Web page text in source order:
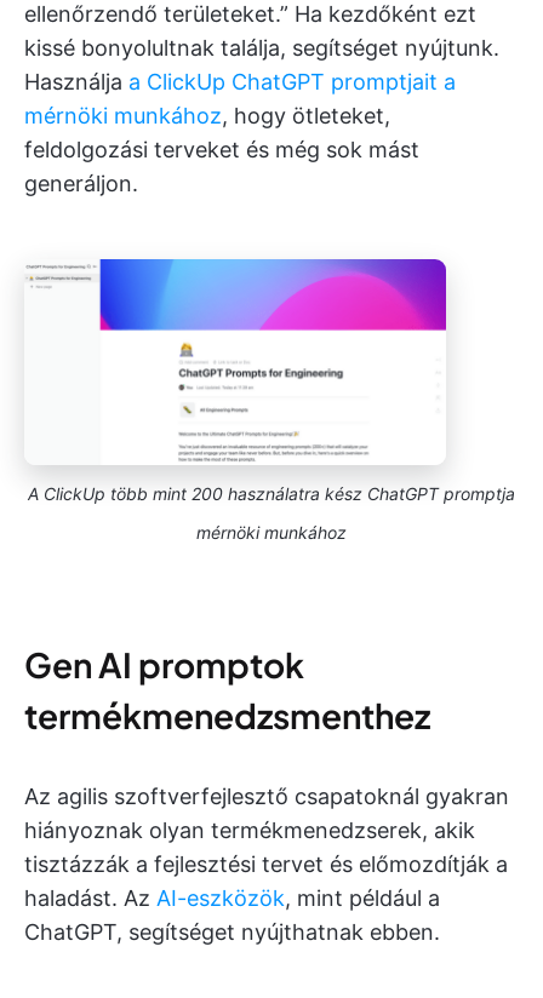
ellenőrzendő területeket.” Ha kezdőként ezt
kissé bonyolultnak találja, segítséget nyújtunk.
Használja a ClickUp ChatGPT promptjait a
mérnöki munkához, hogy ötleteket,
feldolgozási terveket és még sok mást
generáljon.
A ClickUp több mint 200 használatra kész ChatGPT promptja
mérnöki munkához
Gen AI promptok
termékmenedzsmenthez
Az agilis szoftverfejlesztő csapatoknál gyakran
hiányoznak olyan termékmenedzserek, akik
tisztázzák a fejlesztési tervet és előmozdítják a
haladást. Az AI-eszközök, mint például a
ChatGPT, segítséget nyújthatnak ebben.